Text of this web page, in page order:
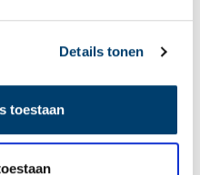
Details tonen
toestaan